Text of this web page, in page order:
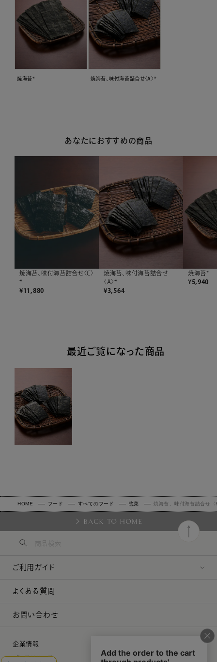
焼海苔* 焼海苔、味付海苔詰合せ〈A〉*
あなたにおすすめの商品
焼海苔、味付海苔詰合せ〈C〉
*
¥11,880
焼海苔、味付海苔詰合せ
〈A〉*
¥3,564
焼海苔*
¥5,940
最近ご覧になった商品
HOME フード すべてのフード 惣菜 焼海苔、味付海苔詰合せ
BACK TO HOME
ご利用ガイド
よくある質問
お問い合わせ
企業情報
プレスリリース